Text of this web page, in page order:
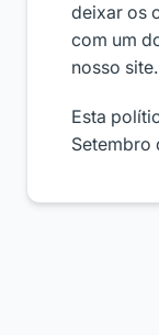
deixar os
com um
nosso site.
Esta
Setembro